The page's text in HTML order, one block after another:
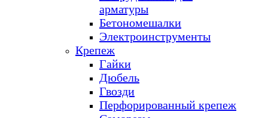
арматуры
Бетономешалки
Электроинструменты
Крепеж
Гайки
Дюбель
Гвозди
Перфорированный крепеж